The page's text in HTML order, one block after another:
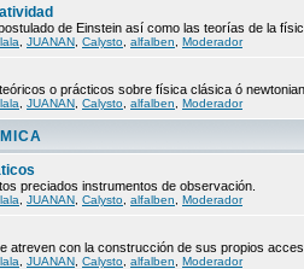
de Einstein así como las teorías de la
JUANAN Calysto alfalben Moderador
o prácticos sobre física clásica ó
JUANAN Calysto alfalben Moderador
preciados instrumentos de observación.
JUANAN Calysto alfalben Moderador
atreven con la construcción de sus propios
JUANAN Calysto alfalben Moderador